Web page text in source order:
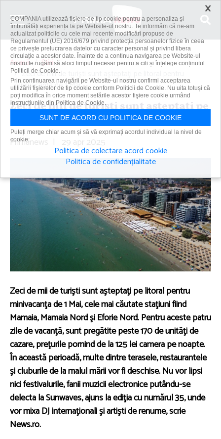
Acasă
Știri
Zeci de mii de turişti sunt aşteptaţi pe litoral pentru
minivacanţa de 1 Mai
Zeci de mii de turişti sunt aşteptaţi pe
litoral pentru minivacanţa de 1 Mai
Primanews | 29 apr 2025
Zeci de mii de turişti sunt aşteptaţi pe litoral pentru
minivacanţa de 1 Mai, cele mai căutate staţiuni fiind
Mamaia, Mamaia Nord şi Eforie Nord. Pentru aceste patru
zile de vacanţă, sunt pregătite peste 170 de unităţi de
cazare, preţurile pornind de la 125 lei camera pe noapte.
În această perioadă, multe dintre terasele, restaurantele
şi cluburile de la malul mării vor fi deschise. Nu vor lipsi
nici festivalurile, fanii muzicii electronice putându-se
delecta la Sunwaves, ajuns la ediţia cu numărul 35, unde
vor mixa DJ internaţionali şi artişti de renume, scrie
News.ro.
×
COMPANIA utilizează fişiere de tip cookie pentru a personaliza și
îmbunătăți experiența ta pe Website-ul nostru. Te informăm că ne-am
actualizat politicile cu cele mai recente modificări propuse de
Regulamentul (UE) 2016/679 privind protecția persoanelor fizice în ceea
ce privește prelucrarea datelor cu caracter personal și privind libera
circulație a acestor date. Înainte de a continua navigarea pe Website-ul
nostru te rugăm să aloci timpul necesar pentru a citi și înțelege conținutul
Politicii de Cookie.
Prin continuarea navigării pe Website-ul nostru confirmi acceptarea
utilizării fişierelor de tip cookie conform Politicii de Cookie. Nu uita totuși că
poți modifica în orice moment setările acestor fişiere cookie urmând
instrucțiunile din Politica de Cookie.
SUNT DE ACORD CU POLITICA DE COOKIE
Puteți merge chiar acum și să vă exprimați acordul individual la nivel de
cookie:
Politica de colectare acord cookie
Politica de confidențialitate